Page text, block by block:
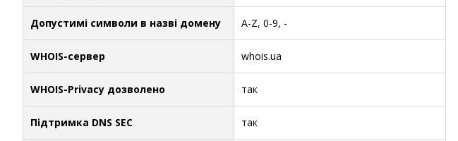
Допустимі символи в назві домену A-Z, 0-9, -
WHOIS-сервер whois.ua
WHOIS-Privacy дозволено так
Підтримка DNS SEC так